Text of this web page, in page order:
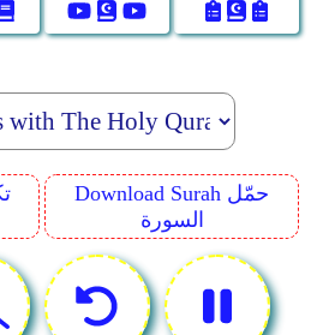
Download Surah حمّل
السورة